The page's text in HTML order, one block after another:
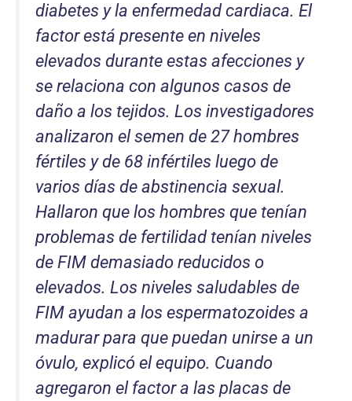
diabetes y la enfermedad cardiaca. El
factor está presente en niveles
elevados durante estas afecciones y
se relaciona con algunos casos de
daño a los tejidos. Los investigadores
analizaron el semen de 27 hombres
fértiles y de 68 infértiles luego de
varios días de abstinencia sexual.
Hallaron que los hombres que tenían
problemas de fertilidad tenían niveles
de FIM demasiado reducidos o
elevados. Los niveles saludables de
FIM ayudan a los espermatozoides a
madurar para que puedan unirse a un
óvulo, explicó el equipo. Cuando
agregaron el factor a las placas de